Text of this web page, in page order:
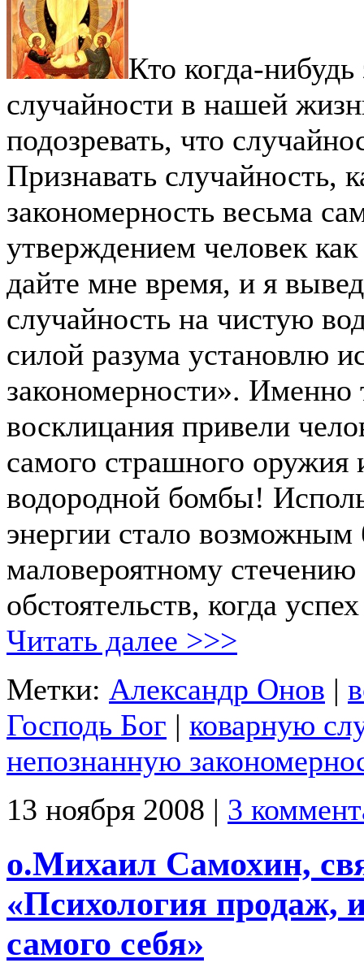
Кто когда-
случайности в нашей
подозревать, что
Признавать случайность,
закономерность весьма
утверждением человек
дайте мне время, и я
случайность на чистую
силой разума установлю
закономерности». Именно
восклицания привели
самого страшного оружия
водородной бомбы!
энергии стало возможным
маловероятному
обстоятельств, когда
Читать далее >>>
Метки: Александр Онов |
Господь Бог | коварную
непознанную
13 ноября 2008 | 3
о.Михаил Самохин,
«Психология продаж,
самого себя»